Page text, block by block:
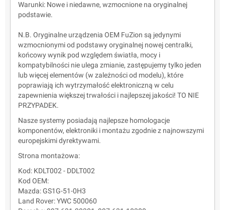
Warunki: Nowe i niedawne, wzmocnione na oryginalnej
podstawie.
N.B. Oryginalne urządzenia OEM FuZion są jedynymi
wzmocnionymi od podstawy oryginalnej nowej centralki,
końcowy wynik pod względem światła, mocy i
kompatybilności nie ulega zmianie, zastępujemy tylko jeden
lub więcej elementów (w zależności od modelu), które
poprawiają ich wytrzymałość elektroniczną w celu
zapewnienia większej trwałości i najlepszej jakości! TO NIE
PRZYPADEK.
Nasze systemy posiadają najlepsze homologacje
komponentów, elektroniki i montażu zgodnie z najnowszymi
europejskimi dyrektywami.
Strona montażowa:
Kod: KDLT002 - DDLT002
Kod OEM:
Mazda: GS1G-51-0H3
Land Rover: YWC 500060